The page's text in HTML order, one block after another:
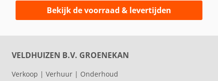
Bekijk de voorraad & levertijden
VELDHUIZEN B.V. GROENEKAN
Verkoop | Verhuur | Onderhoud